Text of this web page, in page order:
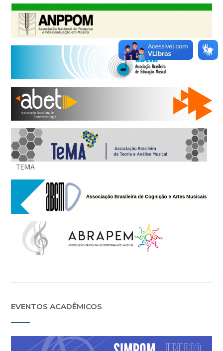
TEMA
EVENTOS ACADÊMICOS